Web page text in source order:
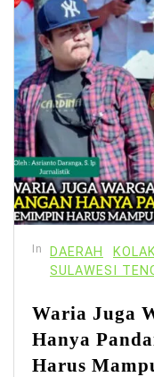
In DAERAH
SULAWESI
Waria Juga
Hanya
Harus